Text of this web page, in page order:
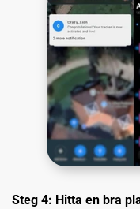
Steg 4: Hitta en bra